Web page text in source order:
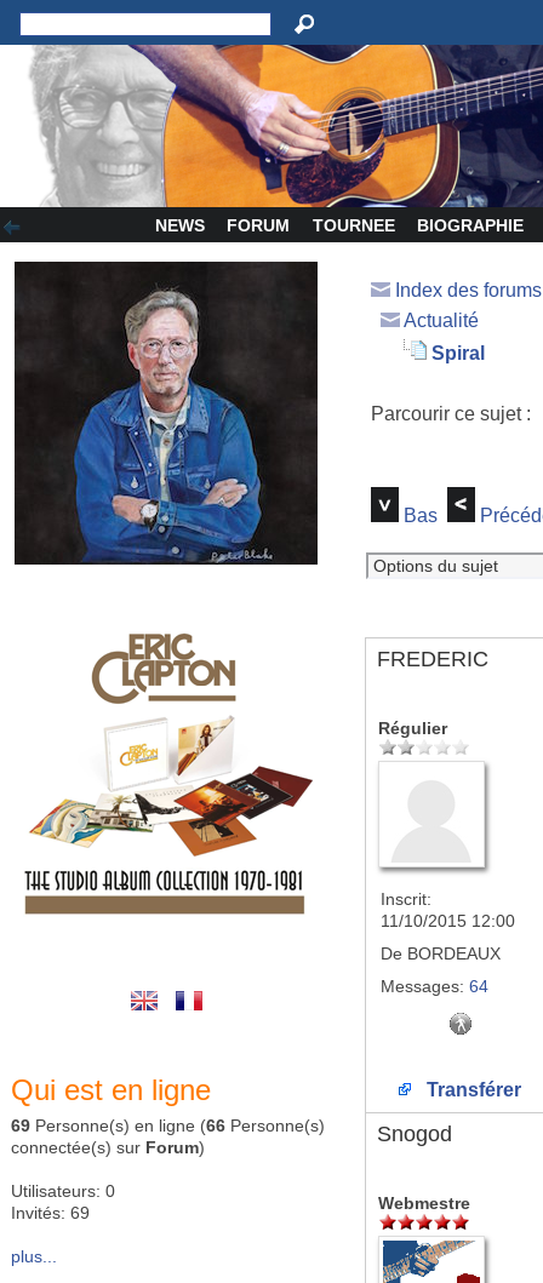
NEWS FORUM TOURNEE BIOGRAPHIE
Qui est en ligne
69 Personne(s) en ligne (66 Personne(s)
connectée(s) sur Forum)
Utilisateurs: 0
Invités: 69
plus...
Index des
Actualité
Spiral
Parcourir ce sujet
Bas
FREDERIC
Régulier
Inscrit:
11/10/2015 12:00
De BORDEAUX
Messages: 64
Transférer
Snogod
Webmestre